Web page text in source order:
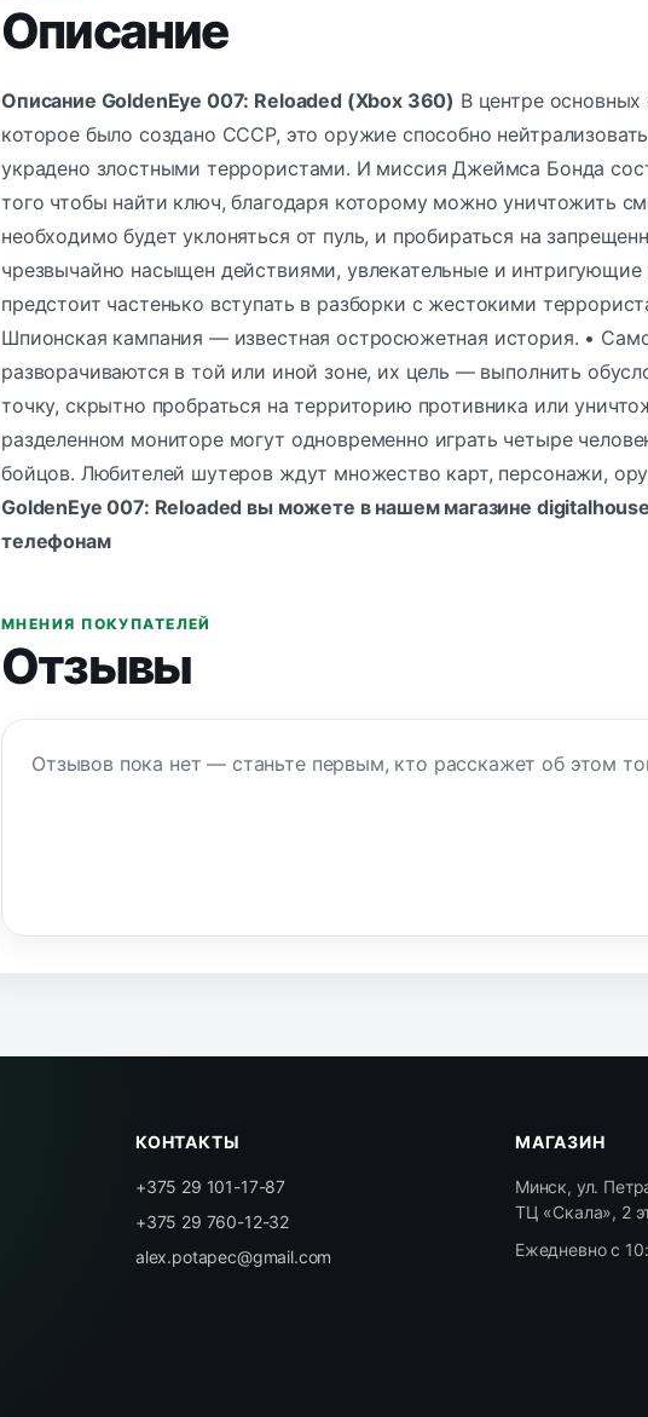
Описание
Описание GoldenEye 007: Reloaded (Xbox 360) В центре
которое было создано СССР, это оружие способно
украдено злостными террористами. И миссия Джеймса Бонда
того чтобы найти ключ, благодаря которому можно уничтожить
необходимо будет уклоняться от пуль, и пробираться на
чрезвычайно насыщен действиями, увлекательные и
предстоит частенько вступать в разборки с жестокими
Шпионская кампания — известная остросюжетная история. •
разворачиваются в той или иной зоне, их цель — выполнить
точку, скрытно пробраться на территорию противника или
разделенном мониторе могут одновременно играть четыре
бойцов. Любителей шутеров ждут множество карт, персонажи,
GoldenEye 007: Reloaded вы можете в нашем магазине
телефонам
МНЕНИЯ ПОКУПАТЕЛЕЙ
Отзывы
Отзывов пока нет — станьте первым, кто расскажет об этом
КОНТАКТЫ
+375 29 101-17-87
+375 29 760-12-32
alex.potapec@gmail.com
МАГАЗИН
Минск, ул.
ТЦ «Скала», 2
Ежедневно с